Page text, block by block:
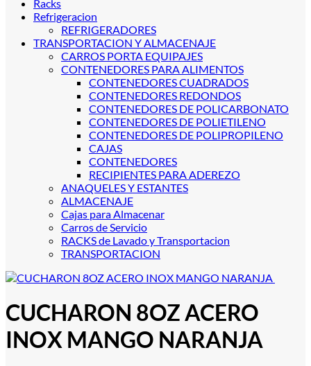
Racks
Refrigeracion
REFRIGERADORES
TRANSPORTACION Y ALMACENAJE
CARROS PORTA EQUIPAJES
CONTENEDORES PARA ALIMENTOS
CONTENEDORES CUADRADOS
CONTENEDORES REDONDOS
CONTENEDORES DE POLICARBONATO
CONTENEDORES DE POLIETILENO
CONTENEDORES DE POLIPROPILENO
CAJAS
CONTENEDORES
RECIPIENTES PARA ADEREZO
ANAQUELES Y ESTANTES
ALMACENAJE
Cajas para Almacenar
Carros de Servicio
RACKS de Lavado y Transportacion
TRANSPORTACION
CUCHARON 8OZ ACERO
INOX MANGO NARANJA